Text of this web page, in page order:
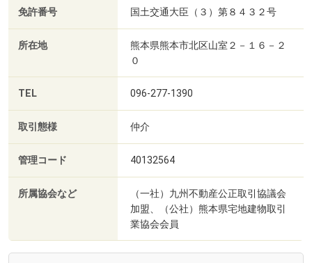
免許番号 国土交通大臣（３）第８４３２号
所在地
熊本県熊本市北区山室２－１６－２
０
TEL 096-277-1390
取引態様 仲介
管理コード 40132564
所属協会など
（一社）九州不動産公正取引協議会
加盟、（公社）熊本県宅地建物取引
業協会会員